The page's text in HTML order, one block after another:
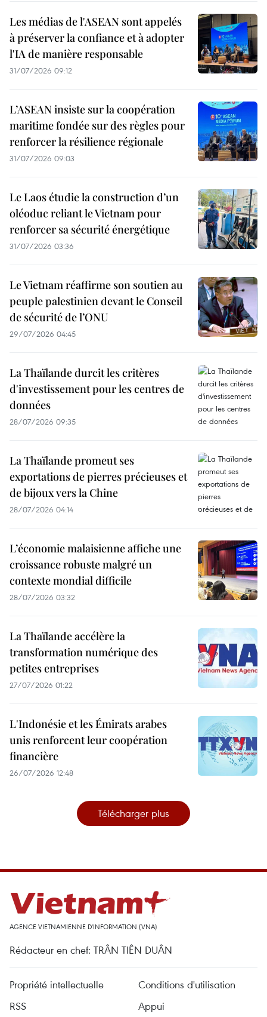
Les médias de l'ASEAN sont appelés
à préserver la confiance et à adopter
l'IA de manière responsable
31/07/2026 09:12
L’ASEAN insiste sur la coopération
maritime fondée sur des règles pour
renforcer la résilience régionale
31/07/2026 09:03
Le Laos étudie la construction d’un
oléoduc reliant le Vietnam pour
renforcer sa sécurité énergétique
31/07/2026 03:36
Le Vietnam réaffirme son soutien au
peuple palestinien devant le Conseil
de sécurité de l’ONU
29/07/2026 04:45
La Thaïlande durcit les critères
d'investissement pour les centres de
données
28/07/2026 09:35
La Thaïlande promeut ses
exportations de pierres précieuses et
de bijoux vers la Chine
28/07/2026 04:14
L’économie malaisienne affiche une
croissance robuste malgré un
contexte mondial difficile
28/07/2026 03:32
La Thaïlande accélère la
transformation numérique des
petites entreprises
27/07/2026 01:22
L'Indonésie et les Émirats arabes
unis renforcent leur coopération
financière
26/07/2026 12:48
Télécharger plus
AGENCE VIETNAMIENNE D'INFORMATION (VNA)
Rédacteur en chef: TRÂN TIÊN DUÂN
Propriété intellectuelle
Conditions d'utilisation
RSS
Appui